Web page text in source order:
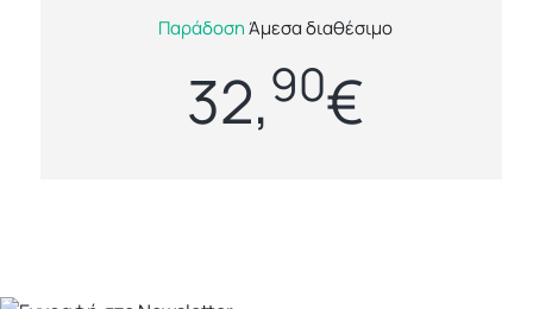
Ανακαλύψτε το Gift Box Valentine’s Day για
Άνδρα (κωδ. 15048), ένα κομψό και πλήρως
εξατομικευμένο σετ δώρου Αγίου Βαλεν...
ΠαράδοσηΆμεσα διαθέσιμο
32,90€